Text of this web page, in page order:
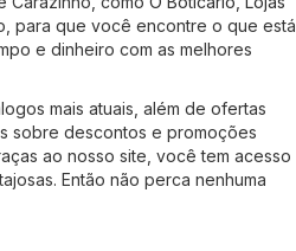
para que você encontre o que está
e dinheiro com as melhores
mais atuais, além de ofertas
sobre descontos e promoções
ao nosso site, você tem acesso
Então não perca nenhuma